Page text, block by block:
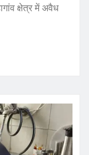
क्षेत्र में अवैध